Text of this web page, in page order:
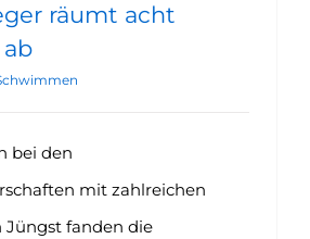
räumt acht
bei den
mit zahlreichen
Jüngst fanden die